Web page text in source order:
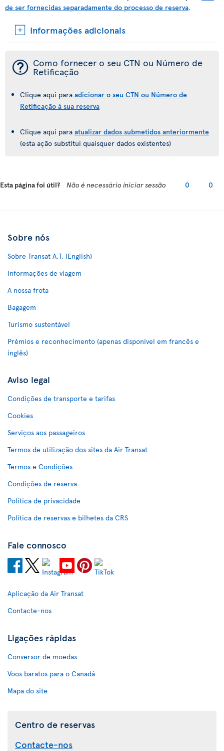
de ser fornecidas separadamente do processo de reserva.
Informações adicionais
¯ Como fornecer o seu CTN ou Número de
Retificação
Clique aqui para adicionar o seu CTN ou Número de
Retificação à sua reserva
Clique aqui para atualizar dados submetidos anteriormente
(esta ação substitui quaisquer dados existentes)
Esta página foi útil? Não é necessário iniciar sessão 0 0
Sobre nós
Sobre Transat A.T. (English)
Informações de viagem
A nossa frota
Bagagem
Turismo sustentável
Prémios e reconhecimento (apenas disponível em francês e
inglês)
Aviso legal
Condições de transporte e tarifas
Cookies
Serviços aos passageiros
Termos de utilização dos sites da Air Transat
Termos e Condições
Condições de reserva
Política de privacidade
Política de reservas e bilhetes da CRS
Fale connosco
Aplicação da Air Transat
Contacte-nos
Ligações rápidas
Conversor de moedas
Voos baratos para o Canadá
Mapa do site
Centro de reservas
Contacte-nos